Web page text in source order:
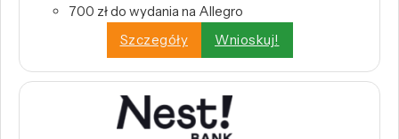
700 zł do wydania na Allegro
Szczegóły
Wnioskuj!